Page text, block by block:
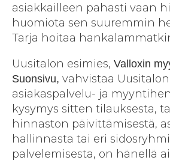
asiakkailleen pahasti vaan
huomiota sen suuremmin
Tarja hoitaa
Uusitalon esimies, Valloxin
Suonsivu, vahvistaa
asiakaspalvelu- ja
kysymys sitten tilauksesta,
hinnaston päivittämisestä,
hallinnasta tai eri
palvelemisesta, on hänellä